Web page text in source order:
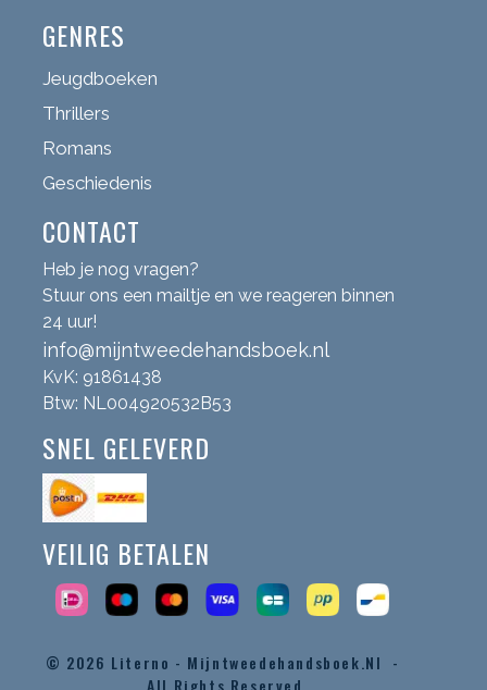
GENRES
Jeugdboeken
Thrillers
Romans
Geschiedenis
CONTACT
Heb je nog vragen?
Stuur ons een mailtje en we reageren binnen
24 uur!
info@mijntweedehandsboek.nl
KvK: 91861438
Btw: NL004920532B53
SNEL GELEVERD
VEILIG BETALEN
© 2026 Literno - Mijntweedehandsboek.nl -
All Rights Reserved